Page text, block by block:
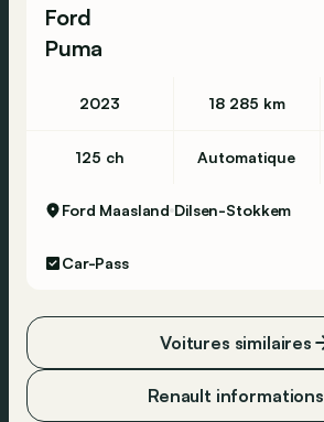
Ford
Puma
2023 18 285 km
125 ch Automatique
Ford Maasland Dilsen-Stokkem
Car-Pass
Renault informations
Voitures similaires